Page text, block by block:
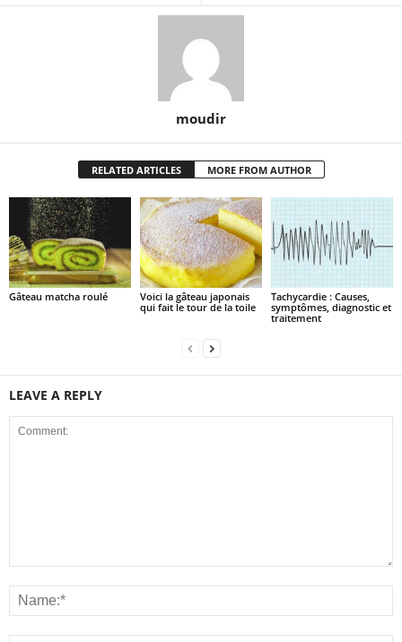
moudir
RELATED ARTICLES MORE FROM AUTHOR
Gâteau matcha roulé
Voici la gâteau japonais
qui fait le tour de la toile
Tachycardie : Causes,
symptômes, diagnostic et
traitement
LEAVE A REPLY